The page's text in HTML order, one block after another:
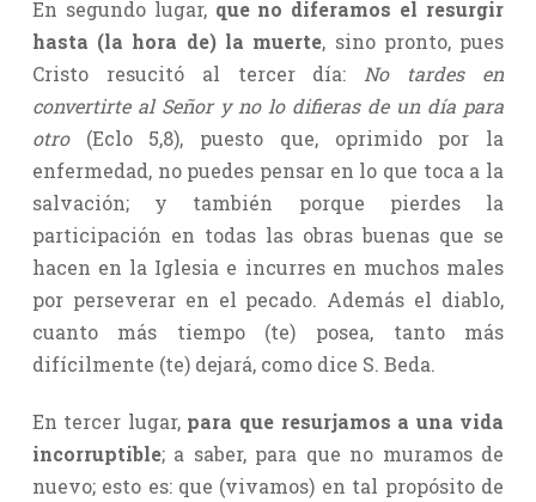
En segundo lugar, que no diferamos el resurgir
hasta (la hora de) la muerte, sino pronto, pues
Cristo resucitó al tercer día: No tardes en
convertirte al Señor y no lo difieras de un día para
otro (Eclo 5,8), puesto que, oprimido por la
enfermedad, no puedes pensar en lo que toca a la
salvación; y también porque pierdes la
participación en todas las obras buenas que se
hacen en la Iglesia e incurres en muchos males
por perseverar en el pecado. Además el diablo,
cuanto más tiempo (te) posea, tanto más
difícilmente (te) dejará, como dice S. Beda.
En tercer lugar, para que resurjamos a una vida
incorruptible; a saber, para que no muramos de
nuevo; esto es: que (vivamos) en tal propósito de